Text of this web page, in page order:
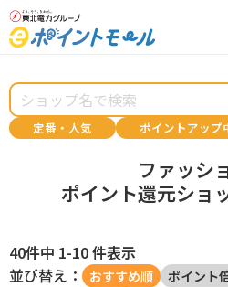
定番・人気 ポイントアップ
ファッシ
ポイント還元ショ
40件中 1-10 件表示
並び替え：
おすすめ順 ポイント